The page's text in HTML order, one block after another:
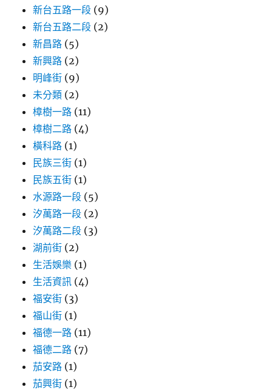
新台五路一段 (9)
新台五路二段 (2)
新昌路 (5)
新興路 (2)
明峰街 (9)
未分類 (2)
樟樹一路 (11)
樟樹二路 (4)
橫科路 (1)
民族三街 (1)
民族五街 (1)
水源路一段 (5)
汐萬路一段 (2)
汐萬路二段 (3)
湖前街 (2)
生活娛樂 (1)
生活資訊 (4)
福安街 (3)
福山街 (1)
福德一路 (11)
福德二路 (7)
茄安路 (1)
茄興街 (1)